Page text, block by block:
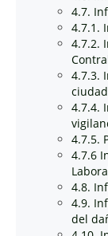
4.7.
4.7.1.
4.7.2.
4.7.3.
4.7.4.
4.7.5.
4.7.6
4.8.
4.9.
del